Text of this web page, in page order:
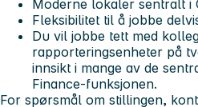
Moderne lokaler sentralt i
Fleksibilitet til å jobbe
Du vil jobbe tett med
rapporteringsenheter på
innsikt i mange av de
Finance-funksjonen.
For spørsmål om stillingen,